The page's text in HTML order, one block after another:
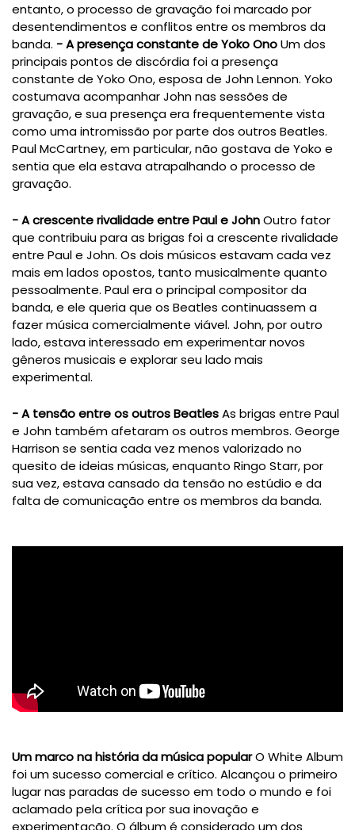
entanto, o processo de gravação foi marcado por
desentendimentos e conflitos entre os membros da
banda. - A presença constante de Yoko OnoUm dos
principais pontos de discórdia foi a presença
constante de Yoko Ono, esposa de John Lennon. Yoko
costumava acompanhar John nas sessões de
gravação, e sua presença era frequentemente vista
como uma intromissão por parte dos outros Beatles.
Paul McCartney, em particular, não gostava de Yoko e
sentia que ela estava atrapalhando o processo de
gravação.
- A crescente rivalidade entre Paul e JohnOutro fator
que contribuiu para as brigas foi a crescente rivalidade
entre Paul e John. Os dois músicos estavam cada vez
mais em lados opostos, tanto musicalmente quanto
pessoalmente. Paul era o principal compositor da
banda, e ele queria que os Beatles continuassem a
fazer música comercialmente viável. John, por outro
lado, estava interessado em experimentar novos
gêneros musicais e explorar seu lado mais
experimental.
- A tensão entre os outros BeatlesAs brigas entre Paul
e John também afetaram os outros membros. George
Harrison se sentia cada vez menos valorizado no
quesito de ideias músicas, enquanto Ringo Starr, por
sua vez, estava cansado da tensão no estúdio e da
falta de comunicação entre os membros da banda.
Um marco na história da música popularO White Album
foi um sucesso comercial e crítico. Alcançou o primeiro
lugar nas paradas de sucesso em todo o mundo e foi
aclamado pela crítica por sua inovação e